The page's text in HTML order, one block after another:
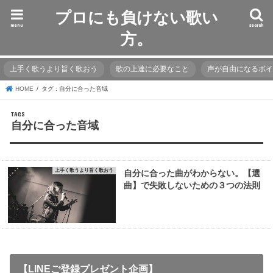
プロにも負けない歌い
方。
search
menu
上手く歌うより旨く歌おう 歌の上達に必要なこと 声が自由になるボ
HOME タグ : 自分に合った音域
自分に合った音域
上手く歌うより旨く歌おう
自分に合った曲がわからない。【選
曲】で失敗しないための３つの法則
【LINEご登録プレゼント企画】